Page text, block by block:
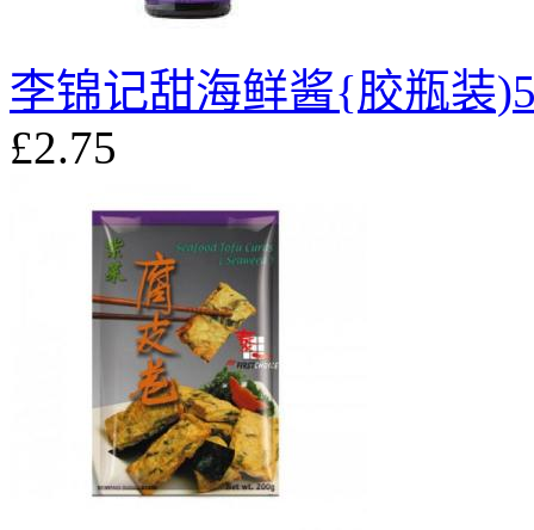
李锦记甜海鲜酱{胶瓶装
£2.75